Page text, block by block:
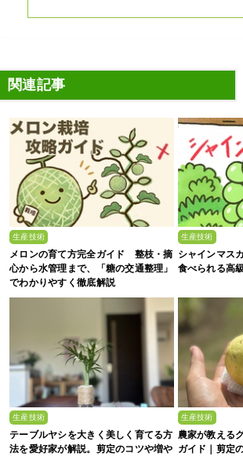
関連記事
生産技術
メロンの育て方完全ガイド 整枝・摘
心から水管理まで、「糖の交通整理」
でわかりやすく徹底解説
生産技術
シャインマス
食べられる高
生産技術
テーブルヤシを大きく美しく育てる方
法を愛好家が解説。剪定のコツや増や
生産技術
農家が教える
ガイド｜剪定